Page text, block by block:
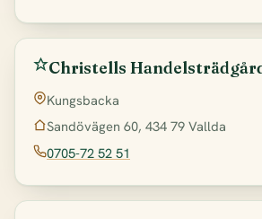
Christells
Kungsbacka
Sandövägen 60, 434 79 Vallda
0705-72 52 51